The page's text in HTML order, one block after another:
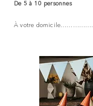
De 5 à 10 personnes
À votre